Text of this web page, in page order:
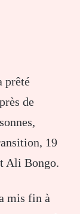
prêté
de
19
Ali Bongo.
mis fin à